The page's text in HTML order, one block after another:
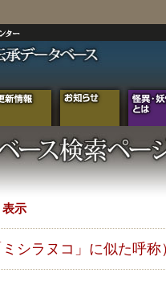
表示
ミシラヌコ」に似た呼称